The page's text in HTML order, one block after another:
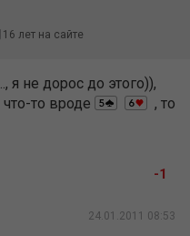
16 лет на сайте
я не дорос до этого)),
то вроде
, то
24.01.2011 08:53
-1